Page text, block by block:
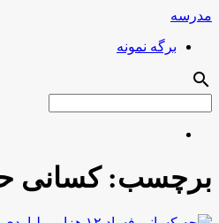
مدرسه
برگه نمونه
search
برچسب:کسانی